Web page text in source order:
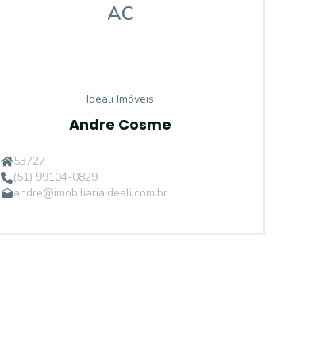
AC
Ideali Imóveis
Andre Cosme
53727
(51) 99104-0829
andre@imobiliariaideali.com.br